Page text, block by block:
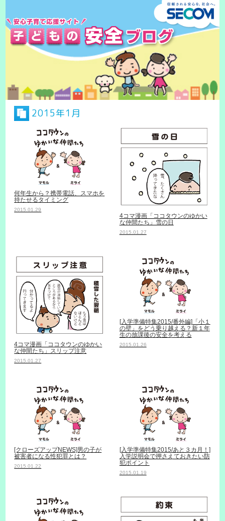
2015年1月
何年生から？携帯電話、スマホを
持たせるタイミング
2015.01.29
4コマ漫画「ココタウンのゆかい
な仲間たち」雪の日
2015.01.27
4コマ漫画「ココタウンのゆかい
な仲間たち」スリップ注意
2015.01.27
[入学準備特集2015/番外編]「小１
の壁」をどう乗り越える？新１年
生の放課後の安全を考える
2015.01.26
[クローズアップNEWS]男の子が
被害者になる性犯罪とは？
2015.01.22
[入学準備特集2015/あと３カ月！]
入学説明会で押さえておきたい防
犯ポイント
2015.01.19